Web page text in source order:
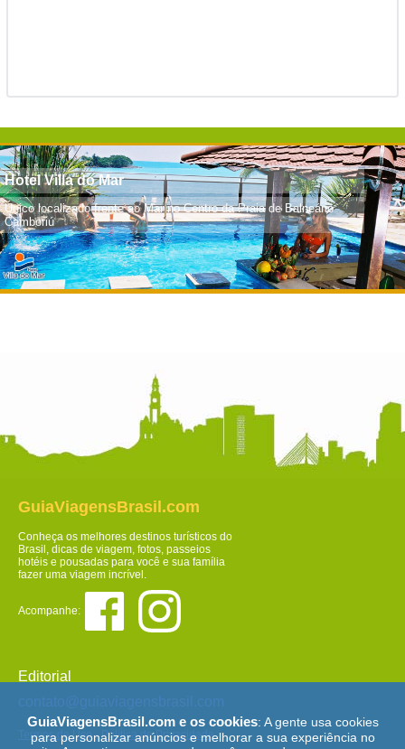
GuiaViagensBrasil.com
Conheça os melhores destinos turísticos do
Brasil, dicas de viagem, fotos, passeios
hotéis e pousadas para você e sua família
fazer uma viagem incrível.
Acompanhe:
Editorial
contato@guiaviagensbrasil.com
Termos de Uso-Política de Privacidade
GuiaViagensBrasil.com e os cookies: A gente usa cookies
para personalizar anúncios e melhorar a sua experiência no